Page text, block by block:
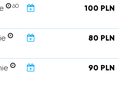
60
100 PLN
80 PLN
90 PLN